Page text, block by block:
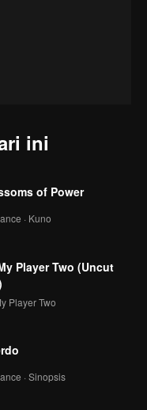
ini
of Power
· Kuno
Player Two (Uncut
Player Two
· Sinopsis